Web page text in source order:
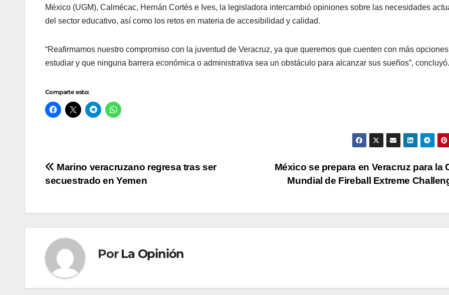
México (UGM), Calmécac, Hernán Cortés e Ives, la legisladora intercambió opiniones sobre las necesidades
del sector educativo, así como los retos en materia de accesibilidad y calidad.
“Reafirmamos nuestro compromiso con la juventud de Veracruz, ya que queremos que cuenten con más
estudiar y que ninguna barrera económica o administrativa sea un obstáculo para alcanzar sus sueños”, concluyó.
Comparte esto:
Navegación
entradas
México se prepara en Veracruz para la
Mundial de Fireball Extreme
Marino veracruzano regresa tras ser
secuestrado en Yemen
Por La Opinión